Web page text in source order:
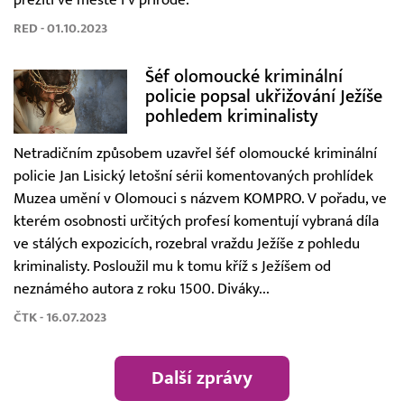
RED - 01.10.2023
Šéf olomoucké kriminální
policie popsal ukřižování Ježíše
pohledem kriminalisty
Netradičním způsobem uzavřel šéf olomoucké kriminální
policie Jan Lisický letošní sérii komentovaných prohlídek
Muzea umění v Olomouci s názvem KOMPRO. V pořadu, ve
kterém osobnosti určitých profesí komentují vybraná díla
ve stálých expozicích, rozebral vraždu Ježíše z pohledu
kriminalisty. Posloužil mu k tomu kříž s Ježíšem od
neznámého autora z roku 1500. Diváky...
ČTK - 16.07.2023
Další zprávy